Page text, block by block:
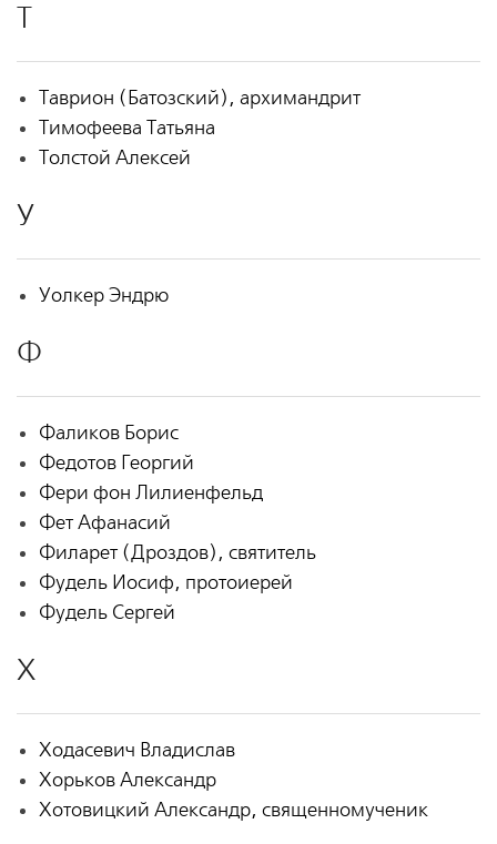
Т
Таврион (Батозский), архимандрит
Тимофеева Татьяна
Толстой Алексей
У
Уолкер Эндрю
Ф
Фаликов Борис
Федотов Георгий
Фери фон Лилиенфельд
Фет Афанасий
Филарет (Дроздов), святитель
Фудель Иосиф, протоиерей
Фудель Сергей
Х
Ходасевич Владислав
Хорьков Александр
Хотовицкий Александр, священномученик